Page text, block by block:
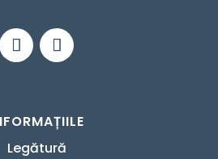
Legătură